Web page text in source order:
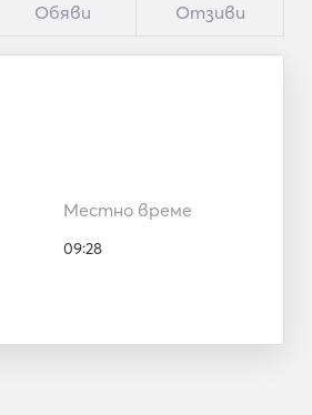
Обяви Отзиви
Местно време
09:28